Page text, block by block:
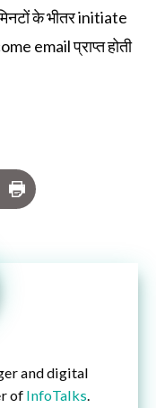
के भीतर initiate
email प्राप्त होती
and digital
of InfoTalks.